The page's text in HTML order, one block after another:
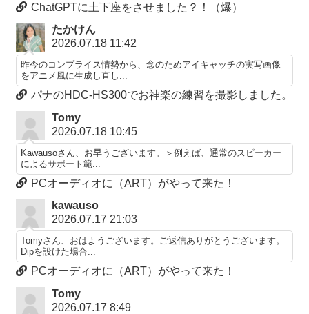
ChatGPTに土下座をさせました？！（爆）
たかけん
2026.07.18 11:42
昨今のコンプライス情勢から、念のためアイキャッチの実写画像
をアニメ風に生成し直し...
パナのHDC-HS300でお神楽の練習を撮影しました。
Tomy
2026.07.18 10:45
Kawausoさん、お早うございます。＞例えば、通常のスピーカー
によるサポート範...
PCオーディオに（ART）がやって来た！
kawauso
2026.07.17 21:03
Tomyさん、おはようございます。ご返信ありがとうございます。
Dipを設けた場合...
PCオーディオに（ART）がやって来た！
Tomy
2026.07.17 8:49